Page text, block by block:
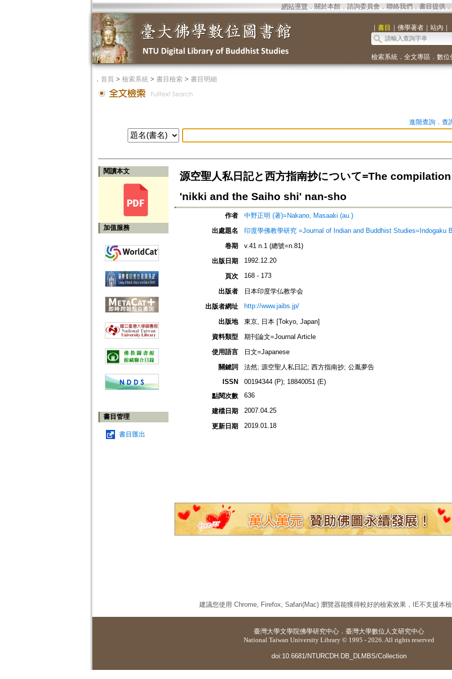
網站導覽 ． 關於本館． 諮詢委員會． 聯絡我們 ． 書目提供．
｜ 書目 ｜ 佛學著者｜ 站內 ｜
檢索系統． 全文專區 ． 數位
． 首頁> 檢索系統> 書目檢索> 書目明細
進階查詢． 查
閱讀本文
加值服務
書目管理
書目匯出
源空聖人私日記と西方指南抄について=The
'nikki and the Saiho shi' nan-sho
作者
中野正明 (著)=Nakano, Masaaki (au.)
出處題名
印度學佛教學研究 =Journal of Indian and Buddhist Studies=Indogaku
卷期
v.41 n.1 (總號=n.81)
出版日期
1992.12.20
頁次 168 - 173
出版者
日本印度学仏教学会
出版者網址
http://www.jaibs.jp/
出版地
東京, 日本 [Tokyo, Japan]
資料類型
期刊論文=Journal Article
使用語言
日文=Japanese
關鍵詞
法然; 源空聖人私日記; 西方指南抄; 公胤夢告
ISSN
00194344 (P); 18840051 (E)
點閱次數
636
建檔日期 2007.04.25
更新日期 2019.01.18
建議您使用 Chrome, Firefox, Safari(Mac) 瀏覽器能獲得較好的檢索效果，IE不支援本檢
臺灣大學文學院佛學研究中心 ． 臺灣大學數位人文研究中心
National Taiwan University Library © 1995 - 2026. All rights reserved
doi:10.6681/NTURCDH.DB_DLMBS/Collection